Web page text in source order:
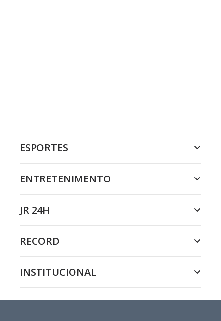
ESPORTES
ENTRETENIMENTO
JR 24H
RECORD
INSTITUCIONAL